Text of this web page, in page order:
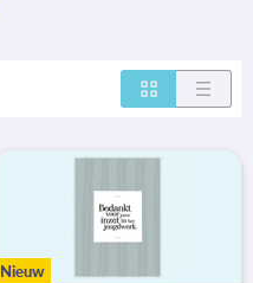
Nieuw